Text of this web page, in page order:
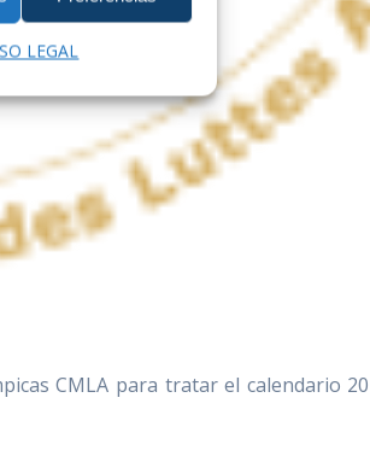
LEGAL
CMLA para tratar el calendario